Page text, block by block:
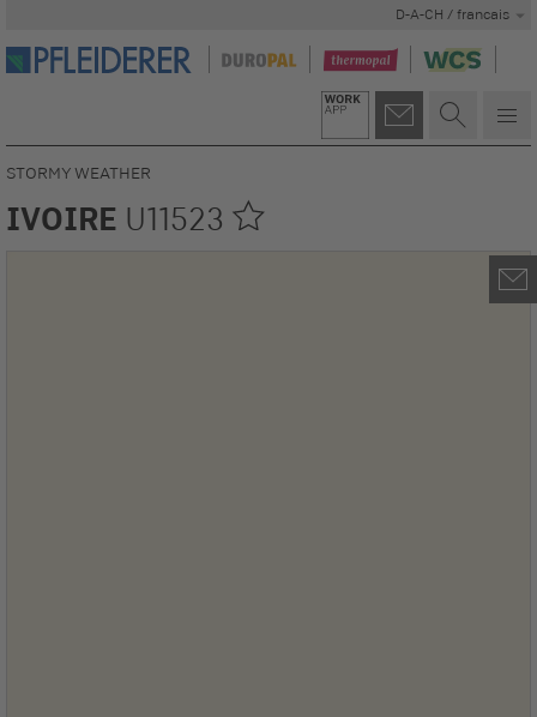
D-A-CH / francais
STORMY WEATHER
IVOIRE U11523